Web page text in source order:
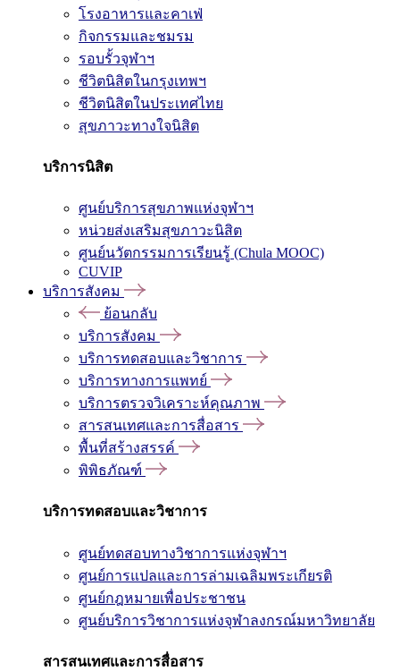
โรงอาหารและคาเฟ่
กิจกรรมและชมรม
รอบรั้วจุฬาฯ
ชีวิตนิสิตในกรุงเทพฯ
ชีวิตนิสิตในประเทศไทย
สุขภาวะทางใจนิสิต
บริการนิสิต
ศูนย์บริการสุขภาพแห่งจุฬาฯ
หน่วยส่งเสริมสุขภาวะนิสิต
ศูนย์นวัตกรรมการเรียนรู้ (Chula MOOC)
CUVIP
บริการสังคม
ย้อนกลับ
บริการสังคม
บริการทดสอบและวิชาการ
บริการทางการแพทย์
บริการตรวจวิเคราะห์คุณภาพ
สารสนเทศและการสื่อสาร
พื้นที่สร้างสรรค์
พิพิธภัณฑ์
บริการทดสอบและวิชาการ
ศูนย์ทดสอบทางวิชาการแห่งจุฬาฯ
ศูนย์การแปลและการล่ามเฉลิมพระเกียรติ
ศูนย์กฎหมายเพื่อประชาชน
ศูนย์บริการวิชาการแห่งจุฬาลงกรณ์มหาวิทยาลัย
สารสนเทศและการสื่อสาร